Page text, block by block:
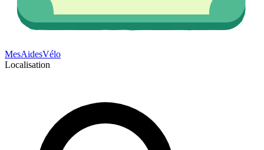
MesAidesVélo
Localisation